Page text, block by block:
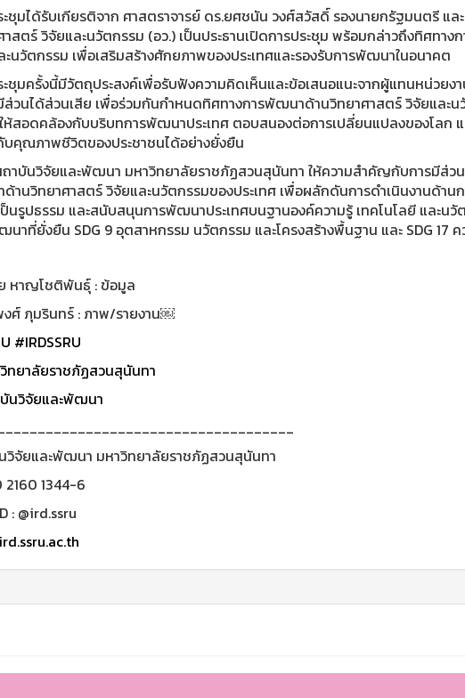
ะชุมได้รับเกียรติจาก ศาสตราจารย์ ดร.ยศชนัน วงศ์สวัสดิ์ รองนายกรัฐมนตรี แล
าสตร์ วิจัยและนวัตกรรม (อว.) เป็นประธานเปิดการประชุม พร้อมกล่าวถึงทิศทา
ะนวัตกรรม เพื่อเสริมสร้างศักยภาพของประเทศและรองรับการพัฒนาในอนาคต
ะชุมครั้งนี้มีวัตถุประสงค์เพื่อรับฟังความคิดเห็นและข้อเสนอแนะจากผู้แทนหน่วย
ส่วนได้ส่วนเสีย เพื่อร่วมกันกำหนดทิศทางการพัฒนาด้านวิทยาศาสตร์ วิจัยและน
ห้สอดคล้องกับบริบทการพัฒนาประเทศ ตอบสนองต่อการเปลี่ยนแปลงของโลก
บคุณภาพชีวิตของประชาชนได้อย่างยั่งยืน
าบันวิจัยและพัฒนา มหาวิทยาลัยราชภัฏสวนสุนันทา ให้ความสำคัญกับการมีส่วน
านวิทยาศาสตร์ วิจัยและนวัตกรรมของประเทศ เพื่อผลักดันการดำเนินงานด้าน
ป็นรูปธรรม และสนับสนุนการพัฒนาประเทศบนฐานองค์ความรู้ เทคโนโลยี และน
นาที่ยั่งยืน SDG 9 อุตสาหกรรม นวัตกรรม และโครงสร้างพื้นฐาน และ SDG 17
หาญโชติพันธุ์ : ข้อมูล
ศ์ ภุมรินทร์ : ภาพ/รายงาน￼
#IRDSSRU
ทยาลัยราชภัฏสวนสุนันทา
นวิจัยและพัฒนา
วิจัยและพัฒนา มหาวิทยาลัยราชภัฏสวนสุนันทา
2160 1344-6
: @ird.ssru